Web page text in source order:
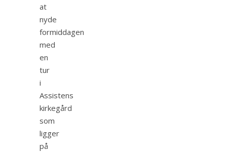
at
nyde
formiddagen
med
en
tur
i
Assistens
kirkegård
som
ligger
på